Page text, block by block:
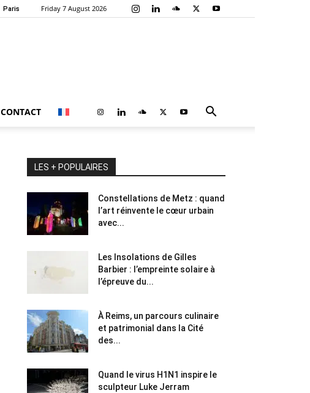
Paris Friday 7 August 2026
CONTACT
LES + POPULAIRES
Constellations de Metz : quand
l’art réinvente le cœur urbain
avec...
Les Insolations de Gilles
Barbier : l’empreinte solaire à
l’épreuve du...
À Reims, un parcours culinaire
et patrimonial dans la Cité
des...
Quand le virus H1N1 inspire le
sculpteur Luke Jerram